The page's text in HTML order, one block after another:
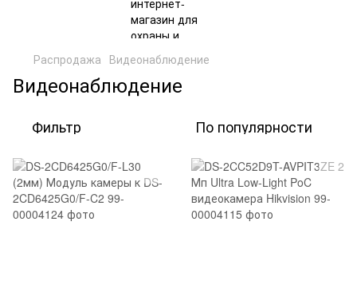
Распродажа Видеонаблюдение
Видеонаблюдение
Фильтр По популярности